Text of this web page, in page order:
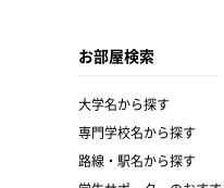
お部屋検索
大学名から探す
専門学校名から探す
路線・駅名から探す